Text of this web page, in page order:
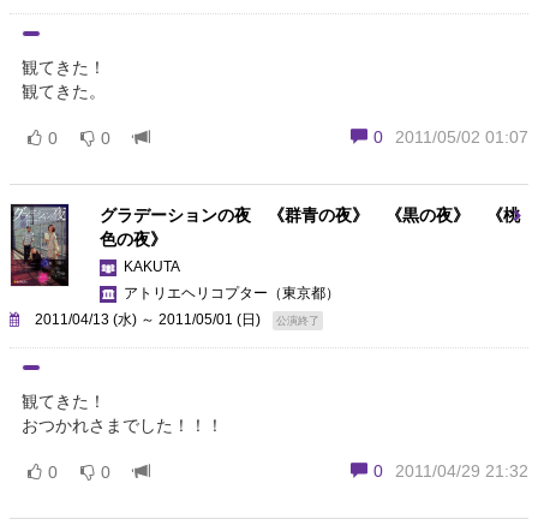
観てきた！
観てきた。
0 2011/05/02 01:07
0 0
グラデーションの夜 《群青の夜》 《黒の夜》 《桃
色の夜》
KAKUTA
アトリエヘリコプター （東京都）
2011/04/13 (水) ～ 2011/05/01 (日)
公演終了
観てきた！
おつかれさまでした！！！
0 2011/04/29 21:32
0 0